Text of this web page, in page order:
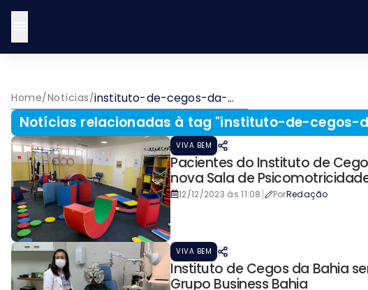
Home/Notícias/instituto-de-cegos-da-
bahia
Notícias relacionadas à tag "instituto-de-cegos-
VIVA BEM
Pacientes do Instituto de
nova Sala de
12/12/2023 às 11:08 | PorRedação
VIVA BEM
Instituto de Cegos da Bahia
Grupo Business Bahia